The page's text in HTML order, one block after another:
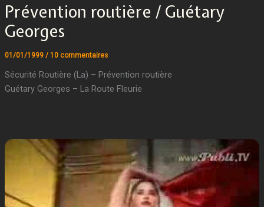
Prévention routière / Guétary
Georges
01/01/1999 / 10 commentaires
Sécurité Routière (La) – Prévention routière
Guétary Georges – La Route Fleurie